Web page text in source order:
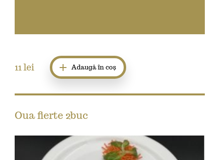
11lei Adaugă în coș
Oua fierte 2buc